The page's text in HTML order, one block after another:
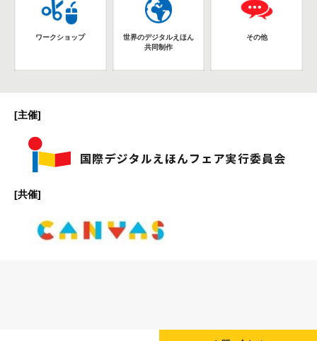
ワークショップ
世界のデジタルえほん
共同制作
その他
[主催]
[共催]